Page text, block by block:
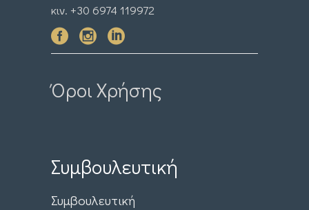
κιν. +30 6974 119972
Όροι Χρήσης
Συμβουλευτική
Συμβουλευτική